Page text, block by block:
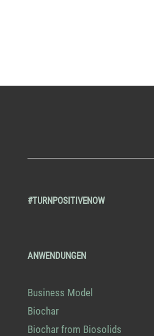
#TURNPOSITIVENOW
ANWENDUNGEN
Business Model
Biochar
Biochar from Biosolids